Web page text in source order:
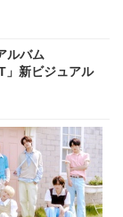
ルバム
」新ビジュアル